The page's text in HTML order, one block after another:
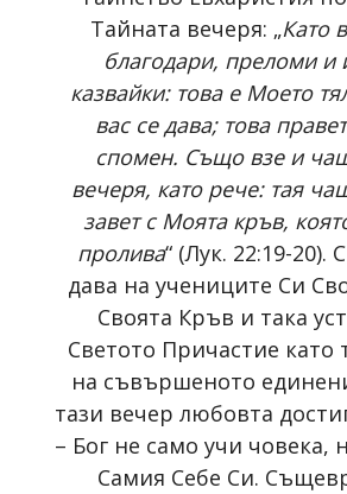
Тайната вечеря: „Като
благодари, преломи и
казвайки: това е Моето
вас се дава; това
спомен. Също взе и
вечеря, като рече: тая
завет с Моята кръв,
пролива“ (Лук. 22:19-20).
дава на учениците Си
Своята Кръв и така
Светото Причастие като
на съвършеното
тази вечер любовта
– Бог не само учи човека,
Самия Себе Си.